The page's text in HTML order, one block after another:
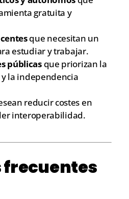
gratuita y
que necesitan un
estudiar y trabajar.
públicasque priorizan la
la independencia
reducir costes en
interoperabilidad.
frecuentes